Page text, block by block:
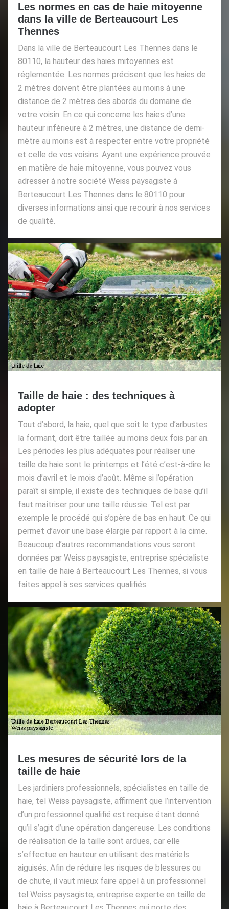
Les normes en cas de haie mitoyenne
dans la ville de Berteaucourt Les
Thennes
Dans la ville de Berteaucourt Les Thennes dans le
80110, la hauteur des haies mitoyennes est
réglementée. Les normes précisent que les haies de
2 mètres doivent être plantées au moins à une
distance de 2 mètres des abords du domaine de
votre voisin. En ce qui concerne les haies d’une
hauteur inférieure à 2 mètres, une distance de demi-
mètre au moins est à respecter entre votre propriété
et celle de vos voisins. Ayant une expérience prouvée
en matière de haie mitoyenne, vous pouvez vous
adresser à notre société Weiss paysagiste à
Berteaucourt Les Thennes dans le 80110 pour
diverses informations ainsi que recourir à nos services
de qualité.
Taille de haie : des techniques à
adopter
Tout d’abord, la haie, quel que soit le type d’arbustes
la formant, doit être taillée au moins deux fois par an.
Les périodes les plus adéquates pour réaliser une
taille de haie sont le printemps et l’été c’est-à-dire le
mois d’avril et le mois d’août. Même si l’opération
paraît si simple, il existe des techniques de base qu’il
faut maîtriser pour une taille réussie. Tel est par
exemple le procédé qui s’opère de bas en haut. Ce qui
permet d’avoir une base élargie par rapport à la cime.
Beaucoup d’autres recommandations vous seront
données par Weiss paysagiste, entreprise spécialiste
en taille de haie à Berteaucourt Les Thennes, si vous
faites appel à ses services qualifiés.
Les mesures de sécurité lors de la
taille de haie
Les jardiniers professionnels, spécialistes en taille de
haie, tel Weiss paysagiste, affirment que l’intervention
d’un professionnel qualifié est requise étant donné
qu’il s’agit d’une opération dangereuse. Les conditions
de réalisation de la taille sont ardues, car elle
s’effectue en hauteur en utilisant des matériels
aiguisés. Afin de réduire les risques de blessures ou
de chute, il vaut mieux faire appel à un professionnel
tel Weiss paysagiste, entreprise experte en taille de